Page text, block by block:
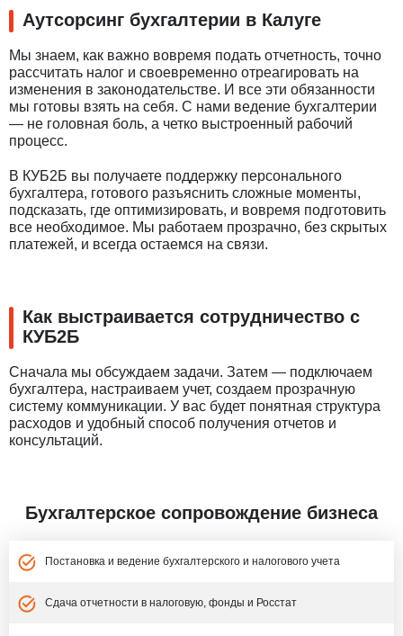
Аутсорсинг бухгалтерии в Калуге
Мы знаем, как важно вовремя подать отчетность, точно
рассчитать налог и своевременно отреагировать на
изменения в законодательстве. И все эти обязанности
мы готовы взять на себя. С нами ведение бухгалтерии
— не головная боль, а четко выстроенный рабочий
процесс.
В КУБ2Б вы получаете поддержку персонального
бухгалтера, готового разъяснить сложные моменты,
подсказать, где оптимизировать, и вовремя подготовить
все необходимое. Мы работаем прозрачно, без скрытых
платежей, и всегда остаемся на связи.
Как выстраивается сотрудничество с
КУБ2Б
Сначала мы обсуждаем задачи. Затем — подключаем
бухгалтера, настраиваем учет, создаем прозрачную
систему коммуникации. У вас будет понятная структура
расходов и удобный способ получения отчетов и
консультаций.
Бухгалтерское сопровождение бизнеса
Постановка и ведение бухгалтерского и налогового учета
Сдача отчетности в налоговую, фонды и Росстат